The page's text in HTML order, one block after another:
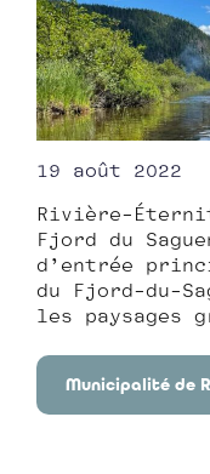
19 août 2022
Rivière-
Fjord du
d’entrée
du Fjord-du-
les
Municipalité de